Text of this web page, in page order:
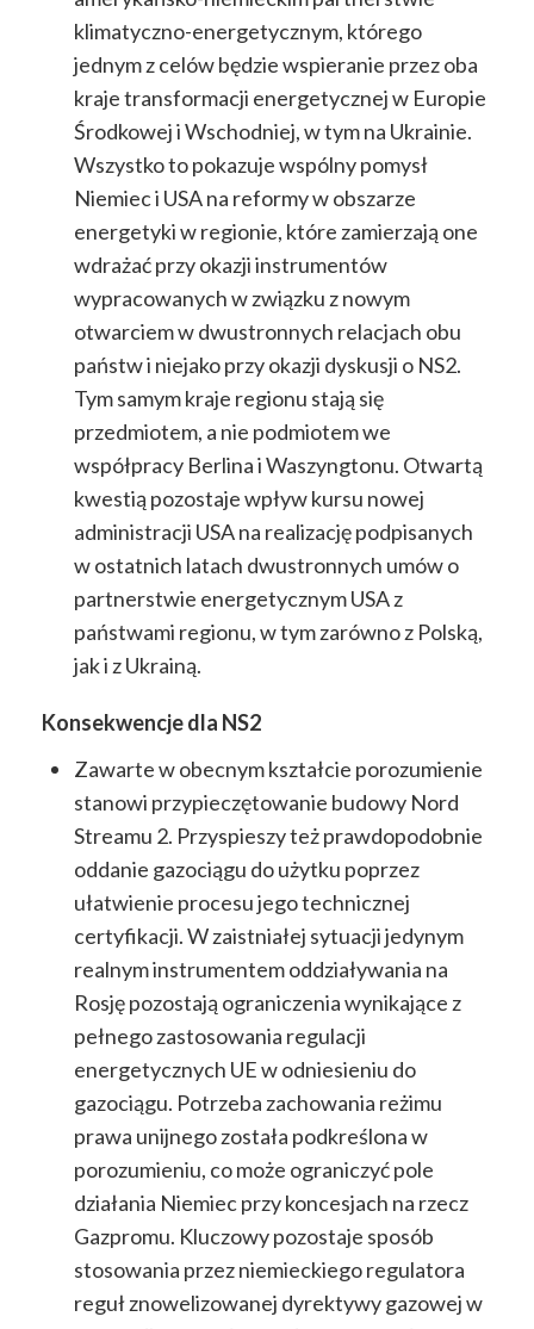
klimatyczno-energetycznym, którego
jednym z celów będzie wspieranie przez oba
kraje transformacji energetycznej w Europie
Środkowej i Wschodniej, w tym na Ukrainie.
Wszystko to pokazuje wspólny pomysł
Niemiec i USA na reformy w obszarze
energetyki w regionie, które zamierzają one
wdrażać przy okazji instrumentów
wypracowanych w związku z nowym
otwarciem w dwustronnych relacjach obu
państw i niejako przy okazji dyskusji o NS2.
Tym samym kraje regionu stają się
przedmiotem, a nie podmiotem we
współpracy Berlina i Waszyngtonu. Otwartą
kwestią pozostaje wpływ kursu nowej
administracji USA na realizację podpisanych
w ostatnich latach dwustronnych umów o
partnerstwie energetycznym USA z
państwami regionu, w tym zarówno z Polską,
jak i z Ukrainą.
Konsekwencje dla NS2
Zawarte w obecnym kształcie porozumienie
stanowi przypieczętowanie budowy Nord
Streamu 2. Przyspieszy też prawdopodobnie
oddanie gazociągu do użytku poprzez
ułatwienie procesu jego technicznej
certyfikacji. W zaistniałej sytuacji jedynym
realnym instrumentem oddziaływania na
Rosję pozostają ograniczenia wynikające z
pełnego zastosowania regulacji
energetycznych UE w odniesieniu do
gazociągu. Potrzeba zachowania reżimu
prawa unijnego została podkreślona w
porozumieniu, co może ograniczyć pole
działania Niemiec przy koncesjach na rzecz
Gazpromu. Kluczowy pozostaje sposób
stosowania przez niemieckiego regulatora
reguł znowelizowanej dyrektywy gazowej w